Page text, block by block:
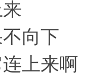
向下
上来啊